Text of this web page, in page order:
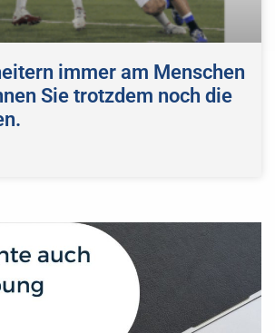
immer am Menschen
Sie trotzdem noch die